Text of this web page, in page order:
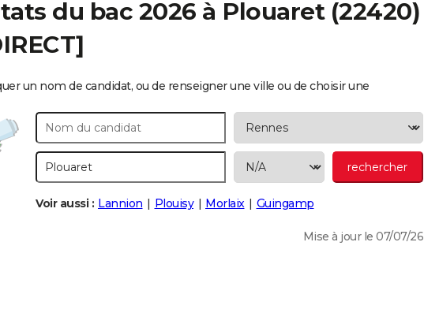
du bac 2026 à Plouaret(22420)
un nom de candidat, ou de renseigner une ville ou de choisir une
Voir aussi : Lannion Plouisy Morlaix Guingamp
Mise à jour le 07/07/26